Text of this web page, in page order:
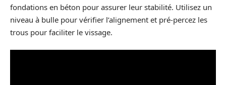
fondations en béton pour assurer leur stabilité. Utilisez un
niveau à bulle pour vérifier l’alignement et pré-percez les
trous pour faciliter le vissage.